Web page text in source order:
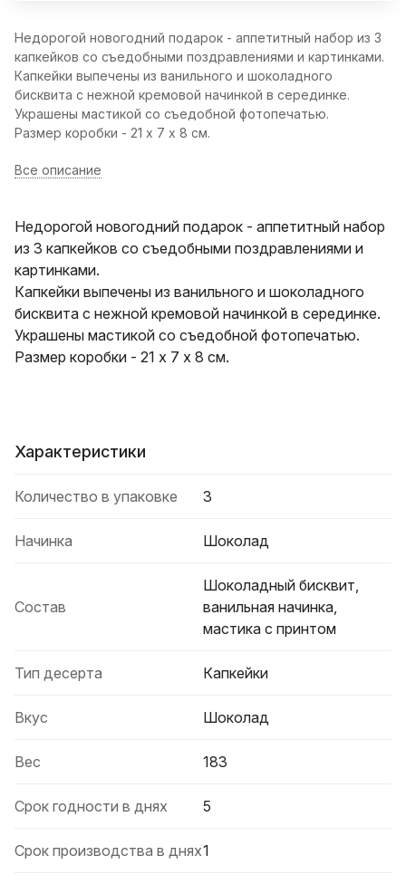
Недорогой новогодний подарок - аппетитный набор из 3
капкейков со съедобными поздравлениями и картинками.
Капкейки выпечены из ванильного и шоколадного
бисквита с нежной кремовой начинкой в серединке.
Украшены мастикой со съедобной фотопечатью.
Размер коробки - 21 х 7 х 8 см.
Все описание
Недорогой новогодний подарок - аппетитный набор
из 3 капкейков со съедобными поздравлениями и
картинками.
Капкейки выпечены из ванильного и шоколадного
бисквита с нежной кремовой начинкой в серединке.
Украшены мастикой со съедобной фотопечатью.
Размер коробки - 21 х 7 х 8 см.
Характеристики
Количество в упаковке 3
Начинка Шоколад
Состав
Шоколадный бисквит,
ванильная начинка,
мастика с принтом
Тип десерта Капкейки
Вкус Шоколад
Вес 183
Срок годности в днях 5
Срок производства в днях1